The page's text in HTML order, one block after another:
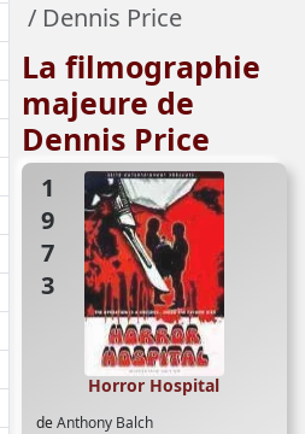
Dennis Price
La filmographie
majeure de
Dennis Price
1973
deAnthony Balch
Horror Hospital